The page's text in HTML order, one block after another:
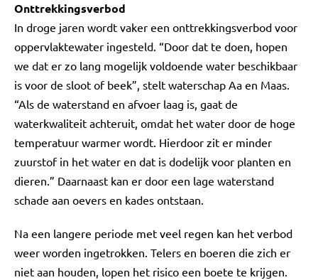
Onttrekkingsverbod
In droge jaren wordt vaker een onttrekkingsverbod voor
oppervlaktewater ingesteld. “Door dat te doen, hopen
we dat er zo lang mogelijk voldoende water beschikbaar
is voor de sloot of beek”, stelt waterschap Aa en Maas.
“Als de waterstand en afvoer laag is, gaat de
waterkwaliteit achteruit, omdat het water door de hoge
temperatuur warmer wordt. Hierdoor zit er minder
zuurstof in het water en dat is dodelijk voor planten en
dieren.” Daarnaast kan er door een lage waterstand
schade aan oevers en kades ontstaan.
Na een langere periode met veel regen kan het verbod
weer worden ingetrokken. Telers en boeren die zich er
niet aan houden, lopen het risico een boete te krijgen.